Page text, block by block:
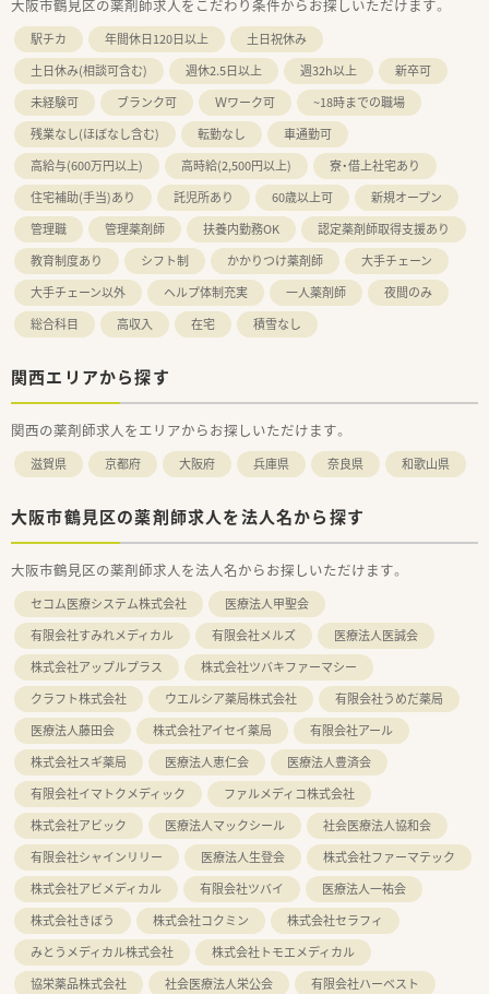
大阪市鶴見区の薬剤師求人をこだわり条件からお探しいただけます。
駅チカ 年間休日120日以上
土日祝休み
土日休み(相談可含む)
週休2.5日以上 週32h以上
新卒可
未経験可
ブランク可 Ｗワーク可
~18時までの職場
残業なし(ほぼなし含む)
転勤なし
車通勤可
高給与(600万円以上)
高時給(2,500円以上)
寮・借上社宅あり
住宅補助(手当)あり
託児所あり 60歳以上可
新規オープン
管理職
管理薬剤師 扶養内勤務OK
認定薬剤師取得支援あり
教育制度あり
シフト制 かかりつけ薬剤師
大手チェーン
大手チェーン以外
ヘルプ体制充実 一人薬剤師
夜間のみ
総合科目
高収入 在宅 積雪なし
関西エリアから探す
関西の薬剤師求人をエリアからお探しいただけます。
滋賀県 京都府 大阪府 兵庫県 奈良県 和歌山県
大阪市鶴見区の薬剤師求人を法人名から探す
大阪市鶴見区の薬剤師求人を法人名からお探しいただけます。
セコム医療システム株式会社
医療法人甲聖会
有限会社すみれメディカル
有限会社メルズ
医療法人医誠会
株式会社アップルプラス
株式会社ツバキファーマシー
クラフト株式会社
ウエルシア薬局株式会社
有限会社うめだ薬局
医療法人藤田会
株式会社アイセイ薬局
有限会社アール
株式会社スギ薬局
医療法人恵仁会
医療法人豊済会
有限会社イマトクメディック
ファルメディコ株式会社
株式会社アビック
医療法人マックシール
社会医療法人協和会
有限会社シャインリリー
医療法人生登会
株式会社ファーマテック
株式会社アビメディカル
有限会社ツバイ
医療法人一祐会
株式会社きぼう
株式会社コクミン
株式会社セラフィ
みとうメディカル株式会社
株式会社トモエメディカル
協栄薬品株式会社
社会医療法人栄公会
有限会社ハーベスト